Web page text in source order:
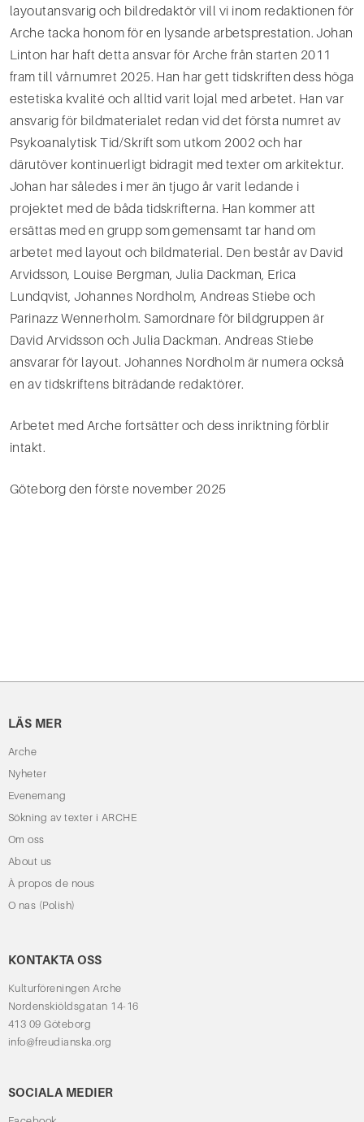
layoutansvarig och bildredaktör vill vi inom redaktionen för
Arche tacka honom för en lysande arbetsprestation. Johan
Linton har haft detta ansvar för Arche från starten 2011
fram till vårnumret 2025. Han har gett tidskriften dess höga
estetiska kvalité och alltid varit lojal med arbetet. Han var
ansvarig för bildmaterialet redan vid det första numret av
Psykoanalytisk Tid/Skrift som utkom 2002 och har
därutöver kontinuerligt bidragit med texter om arkitektur.
Johan har således i mer än tjugo år varit ledande i
projektet med de båda tidskrifterna. Han kommer att
ersättas med en grupp som gemensamt tar hand om
arbetet med layout och bildmaterial. Den består av David
Arvidsson, Louise Bergman, Julia Dackman, Erica
Lundqvist, Johannes Nordholm, Andreas Stiebe och
Parinazz Wennerholm. Samordnare för bildgruppen är
David Arvidsson och Julia Dackman. Andreas Stiebe
ansvarar för layout. Johannes Nordholm är numera också
en av tidskriftens biträdande redaktörer.
Arbetet med Arche fortsätter och dess inriktning förblir
intakt.
Göteborg den förste november 2025
LÄS MER
Arche
Nyheter
Evenemang
Sökning av texter i ARCHE
Om oss
About us
À propos de nous
O nas (Polish)
KONTAKTA OSS
Kulturföreningen Arche
Nordenskiöldsgatan 14-16
413 09 Göteborg
info@freudianska.org
SOCIALA MEDIER